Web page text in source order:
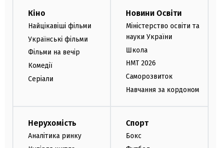
Кіно
Найцікавіші фільми
Українські фільми
Фільми на вечір
Комедії
Серіали
Новини Освіти
Міністерство освіти та
науки України
Школа
НМТ 2026
Саморозвиток
Навчання за кордоном
Нерухомість
Аналітика ринку
Спорт
Бокс